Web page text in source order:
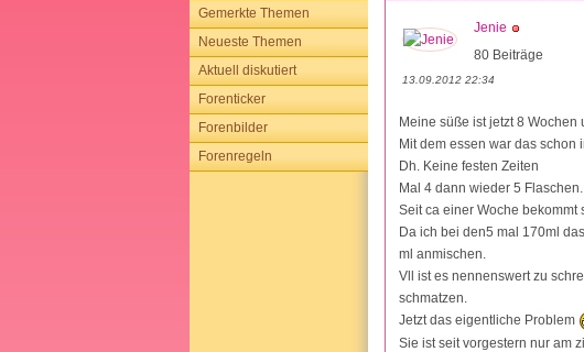
Gemerkte Themen
Neueste Themen
Aktuell diskutiert
Forenticker
Forenbilder
Forenregeln
Jenie
80 Beiträge
13.09.2012 22:34
Meine süße ist jetzt 8 Wochen
Mit dem essen war das schon
Dh. Keine festen Zeiten
Mal 4 dann wieder 5 Flaschen.
Seit ca einer Woche bekommt
Da ich bei den5 mal 170ml
ml anmischen.
Vll ist es nennenswert zu
schmatzen.
Jetzt das eigentliche Problem
Sie ist seit vorgestern nur am